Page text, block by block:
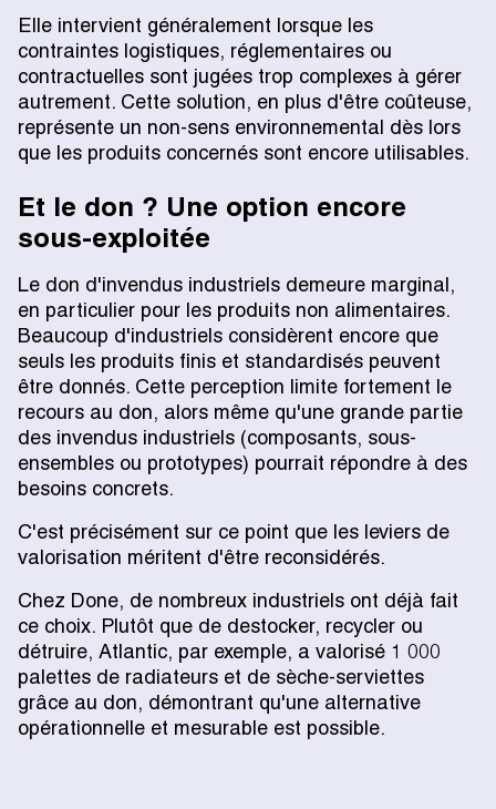
Elle intervient généralement lorsque les
contraintes logistiques, réglementaires ou
contractuelles sont jugées trop complexes à gérer
autrement. Cette solution, en plus d'être coûteuse,
représente un non-sens environnemental dès lors
que les produits concernés sont encore utilisables.
Et le don ? Une option encore
sous-exploitée
Le don d'invendus industriels demeure marginal,
en particulier pour les produits non alimentaires.
Beaucoup d'industriels considèrent encore que
seuls les produits finis et standardisés peuvent
être donnés. Cette perception limite fortement le
recours au don, alors même qu'une grande partie
des invendus industriels (composants, sous-
ensembles ou prototypes) pourrait répondre à des
besoins concrets.
C'est précisément sur ce point que les leviers de
valorisation méritent d'être reconsidérés.
Chez Done, de nombreux industriels ont déjà fait
ce choix. Plutôt que de destocker, recycler ou
détruire, Atlantic, par exemple, a valorisé 1 000
palettes de radiateurs et de sèche-serviettes
grâce au don, démontrant qu'une alternative
opérationnelle et mesurable est possible.